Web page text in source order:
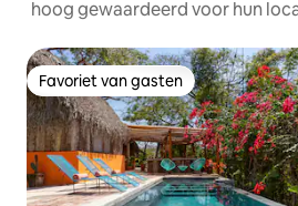
hoog gewaardeerd voor hun
Favoriet van gasten
Favoriet van gasten